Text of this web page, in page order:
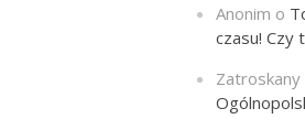
Anonim o
czasu! Czy
Zatroskany